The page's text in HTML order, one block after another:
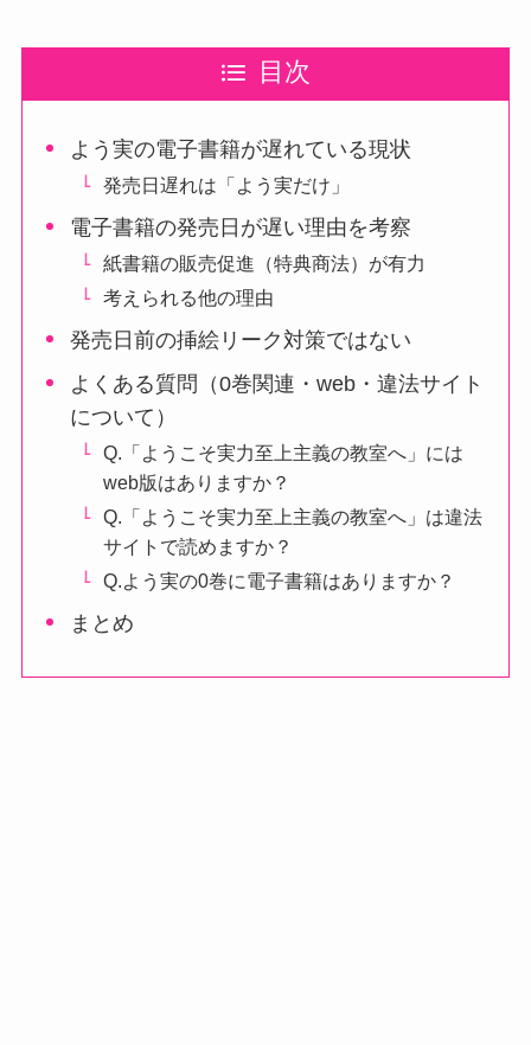
目次
よう実の電子書籍が遅れている現状
発売日遅れは「よう実だけ」
電子書籍の発売日が遅い理由を考察
紙書籍の販売促進（特典商法）が有力
考えられる他の理由
発売日前の挿絵リーク対策ではない
よくある質問（0巻関連・web・違法サイト
について）
Q.「ようこそ実力至上主義の教室へ」には
web版はありますか？
Q.「ようこそ実力至上主義の教室へ」は違法
サイトで読めますか？
Q.よう実の0巻に電子書籍はありますか？
まとめ